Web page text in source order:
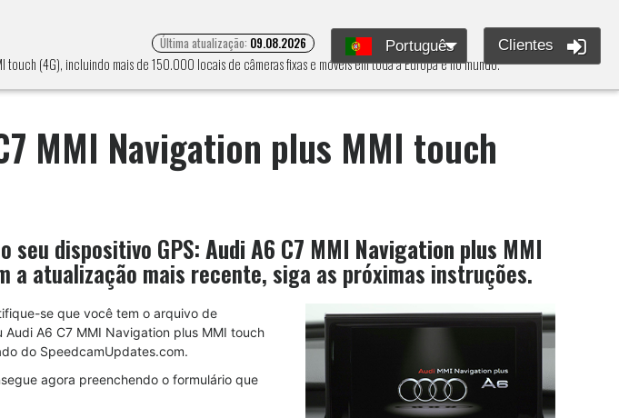
(4G), incluindo mais de 150.000 locais de câmeras fixas e móveis em toda a Europa e no mundo.
Última atualização: 09.08.2026 Português Clientes
MMI Navigation plus MMI touch
seu dispositivo GPS:Audi A6 C7 MMI Navigation plus MMI
a atualização mais recente, siga as próximas instruções.
se que você tem o arquivo de
Audi A6 C7 MMI Navigation plus MMI touch
do SpeedcamUpdates.com.
agora preenchendo o formulário que